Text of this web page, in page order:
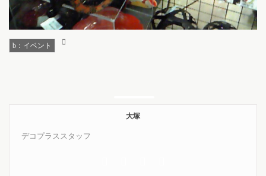
b：イベント
大塚
デコプラススタッフ